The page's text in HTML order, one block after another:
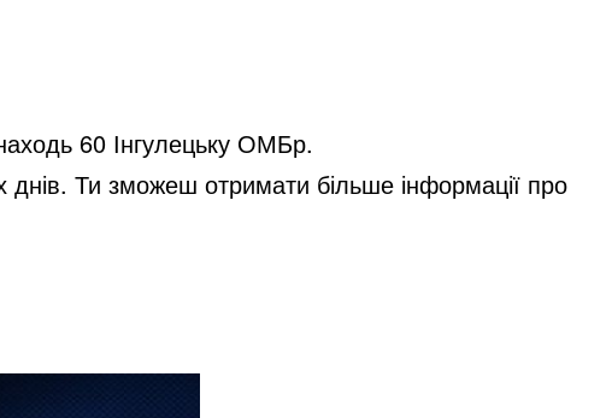
60 Інгулецьку ОМБр.
днів. Ти зможеш отримати більше інформації про